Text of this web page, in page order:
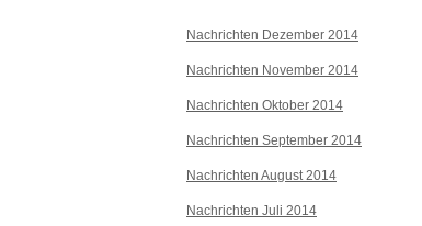
Nachrichten Dezember 2014
Nachrichten November 2014
Nachrichten Oktober 2014
Nachrichten September 2014
Nachrichten August 2014
Nachrichten Juli 2014